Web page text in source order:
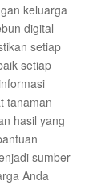
keluarga
digital
setiap
setiap
tanaman
hasil yang
sumber
Anda